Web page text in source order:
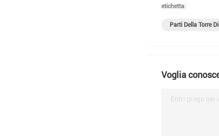
etichetta:
Parti Della Torre
Voglia
Entri prego